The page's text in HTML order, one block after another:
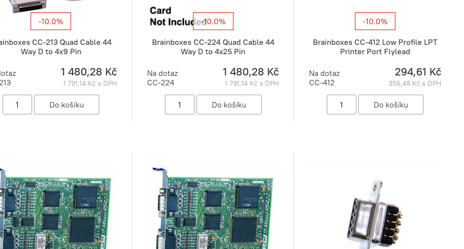
-10.0%
CC-213 Quad Cable 44
Way D to 4x9 Pin
1 480,28 Kč
1 791,14 Kč s DPH
-10.0%
Brainboxes CC-224 Quad Cable 44
Way D to 4x25 Pin
Na dotaz
CC-224
1 480,28 Kč
1 791,14 Kč s DPH
-10.0%
Brainboxes CC-412 Low Profile LPT
Printer Port Flylead
Na dotaz
CC-412
294,61 Kč
356,48 Kč s DPH